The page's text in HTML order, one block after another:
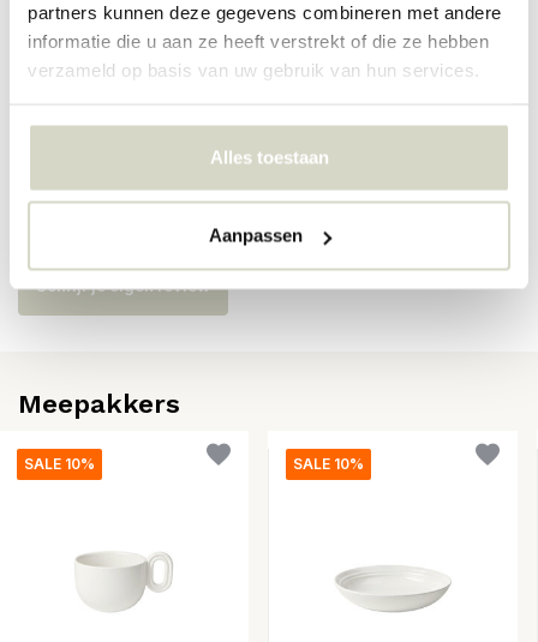
partners kunnen deze gegevens combineren met andere
informatie die u aan ze heeft verstrekt of die ze hebben
verzameld op basis van uw gebruik van hun services.
Alles toestaan
Aanpassen
SKU
EAN 5710688302291
Er zijn nog geen reviews geschreven over dit product..
Schrijf je eigen review
Meepakkers
SALE 10% SALE 10%